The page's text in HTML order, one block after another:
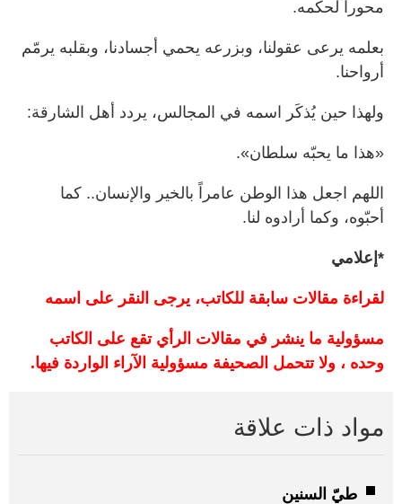
محوراً لحكمه.
بعلمه يرعى عقولنا، وبزرعه يحمي أجسادنا، وبقلبه يرمّم
أرواحنا.
ولهذا حين يُذكَر اسمه في المجالس، يردد أهل الشارقة:
«هذا ما يحبّه سلطان».
اللهم اجعل هذا الوطن عامراً بالخير والإنسان.. كما
أحبّوه، وكما أرادوه لنا.
*إعلامي
لقراءة مقالات سابقة للكاتب، يرجى النقر على اسمه
مسؤولية ما ينشر في مقالات الرأي تقع على الكاتب
وحده ، ولا تتحمل الصحيفة مسؤولية الآراء الواردة فيها.
مواد ذات علاقة
طيّ السنين